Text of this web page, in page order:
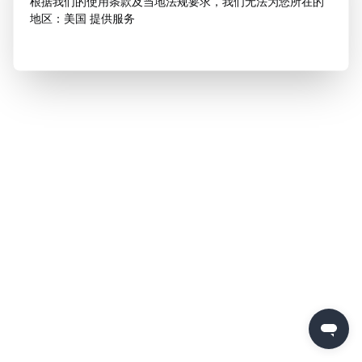
地区：美国 提供服务